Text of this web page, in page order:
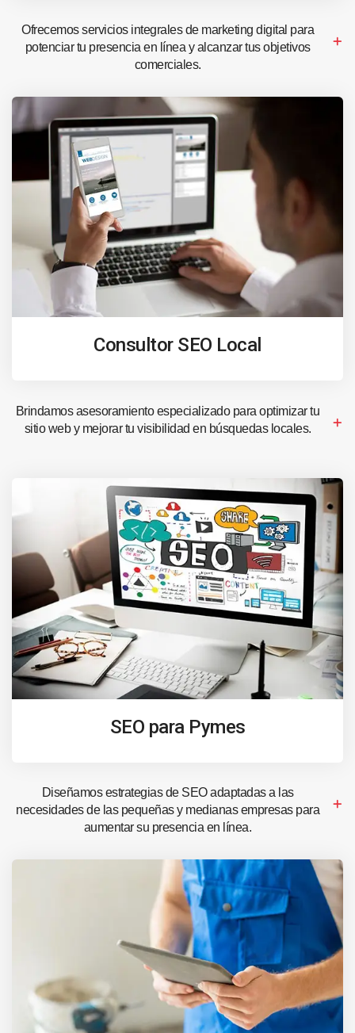
Ofrecemos servicios integrales de marketing digital para
potenciar tu presencia en línea y alcanzar tus objetivos
comerciales.
Consultor SEO Local
Brindamos asesoramiento especializado para optimizar tu
sitio web y mejorar tu visibilidad en búsquedas locales.
SEO para Pymes
Diseñamos estrategias de SEO adaptadas a las
necesidades de las pequeñas y medianas empresas para
aumentar su presencia en línea.